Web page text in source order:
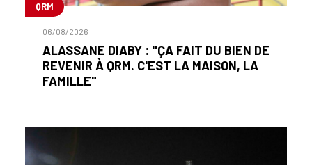
QRM
06/08/2026
ALASSANE DIABY : "ÇA FAIT DU BIEN DE
REVENIR À QRM. C'EST LA MAISON, LA
FAMILLE"